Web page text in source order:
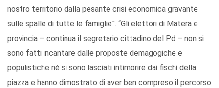
nostro territorio dalla pesante crisi economica gravante
sulle spalle di tutte le famiglie”. “Gli elettori di Matera e
provincia – continua il segretario cittadino del Pd – non si
sono fatti incantare dalle proposte demagogiche e
populistiche né si sono lasciati intimorire dai fischi della
piazza e hanno dimostrato di aver ben compreso il percorso